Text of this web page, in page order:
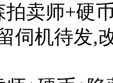
拍卖师+硬
伺机待发,